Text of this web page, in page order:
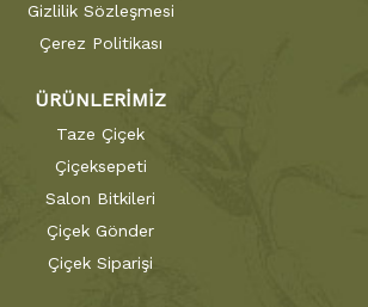
Gizlilik Sözleşmesi
Çerez Politikası
ÜRÜNLERİMİZ
Taze Çiçek
Çiçeksepeti
Salon Bitkileri
Çiçek Gönder
Çiçek Siparişi